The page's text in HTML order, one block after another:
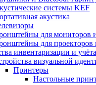
системы KEF
акустика
для мониторов
для проекторов
инвентаризации и учёта
визуальной
Принтеры
Настольные